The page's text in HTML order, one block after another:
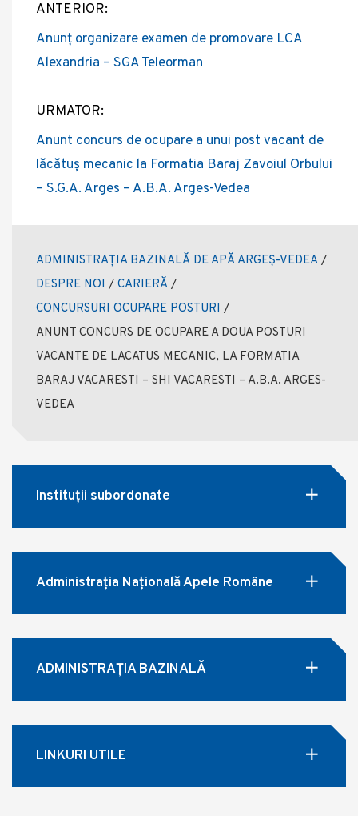
Post
navigation
ANTERIOR:
Anunț organizare examen de promovare LCA
Alexandria – SGA Teleorman
URMATOR:
Anunt concurs de ocupare a unui post vacant de
lăcătuș mecanic la Formatia Baraj Zavoiul Orbului
– S.G.A. Arges – A.B.A. Arges-Vedea
ADMINISTRAȚIA BAZINALĂ DE APĂ ARGEȘ-VEDEA /
DESPRE NOI / CARIERĂ /
CONCURSURI OCUPARE POSTURI /
ANUNT CONCURS DE OCUPARE A DOUA POSTURI
VACANTE DE LACATUS MECANIC, LA FORMATIA
BARAJ VACARESTI – SHI VACARESTI – A.B.A. ARGES-
VEDEA
Instituții subordonate
Administrația Națională Apele Române
ADMINISTRAȚIA BAZINALĂ
LINKURI UTILE